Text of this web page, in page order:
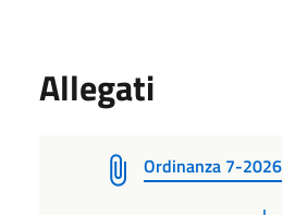
Allegati
Ordinanza 7-2026